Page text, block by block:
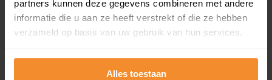
partners kunnen deze gegevens combineren met andere
informatie die u aan ze heeft verstrekt of die ze hebben
verzameld op basis van uw gebruik van hun services.
Alles toestaan